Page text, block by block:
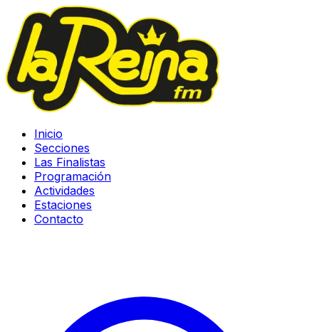
Inicio
Secciones
Las Finalistas
Programación
Actividades
Estaciones
Contacto